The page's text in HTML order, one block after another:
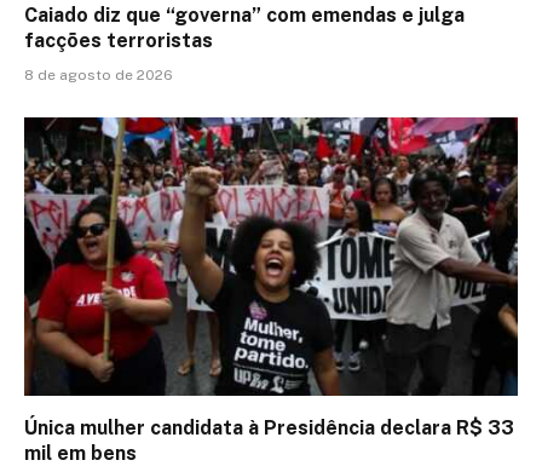
Caiado diz que “governa” com emendas e julga
facções terroristas
8 de agosto de 2026
Única mulher candidata à Presidência declara R$ 33
mil em bens